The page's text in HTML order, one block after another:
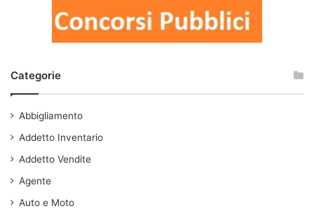
Categorie
Abbigliamento
Addetto Inventario
Addetto Vendite
Agente
Auto e Moto